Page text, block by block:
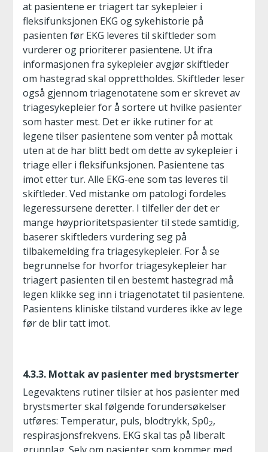
at pasientene er triagert tar sykepleier i
fleksifunksjonen EKG og sykehistorie på
pasienten før EKG leveres til skiftleder som
vurderer og prioriterer pasientene. Ut ifra
informasjonen fra sykepleier avgjør skiftleder
om hastegrad skal opprettholdes. Skiftleder leser
også gjennom triagenotatene som er skrevet av
triagesykepleier for å sortere ut hvilke pasienter
som haster mest. Det er ikke rutiner for at
legene tilser pasientene som venter på mottak
uten at de har blitt bedt om dette av sykepleier i
triage eller i fleksifunksjonen. Pasientene tas
imot etter tur. Alle EKG-ene som tas leveres til
skiftleder. Ved mistanke om patologi fordeles
legeressursene deretter. I tilfeller der det er
mange høyprioritetspasienter til stede samtidig,
baserer skiftleders vurdering seg på
tilbakemelding fra triagesykepleier. For å se
begrunnelse for hvorfor triagesykepleier har
triagert pasienten til en bestemt hastegrad må
legen klikke seg inn i triagenotatet til pasientene.
Pasientens kliniske tilstand vurderes ikke av lege
før de blir tatt imot.
4.3.3. Mottak av pasienter med brystsmerter
Legevaktens rutiner tilsier at hos pasienter med
brystsmerter skal følgende forundersøkelser
utføres: Temperatur, puls, blodtrykk, Sp02,
respirasjonsfrekvens. EKG skal tas på liberalt